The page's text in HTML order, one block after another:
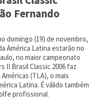
Fernando
domingo (19) de novembro,
América Latina estarão no
no maior campeonato
II Brasil Classic 2006 faz
(TLA), o mais
Latina. É válido também
profissional.